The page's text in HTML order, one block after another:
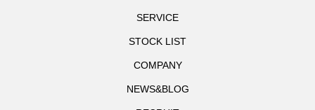
SERVICE
STOCK LIST
COMPANY
NEWS&BLOG